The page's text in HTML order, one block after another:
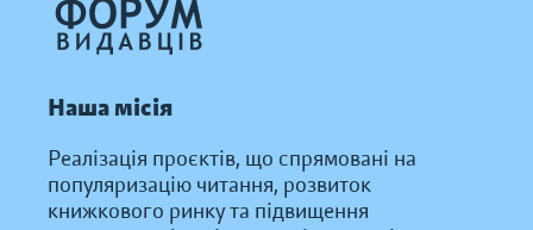
Наша місія
Реалізація проєктів, що спрямовані на
популяризацію читання, розвиток
книжкового ринку та підвищення